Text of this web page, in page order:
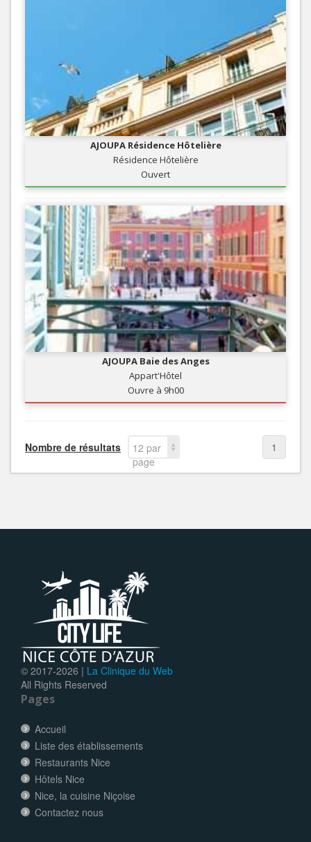
AJOUPA Résidence Hôtelière
Résidence Hôtelière
Ouvert
AJOUPA Baie des Anges
Appart'Hôtel
Ouvre à 9h00
Nombre de résultats
12 par
page
1
© 2017-2026 | La Clinique du Web
All Rights Reserved
Pages
Accueil
Liste des établissements
Restaurants Nice
Hôtels Nice
Nice, la cuisine Niçoise
Contactez nous